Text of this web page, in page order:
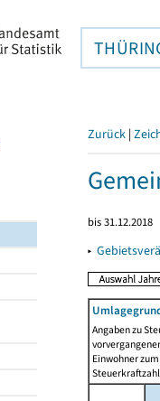
Zurück |
bis 31.12.2018
▸
Angaben zu
Einwohner